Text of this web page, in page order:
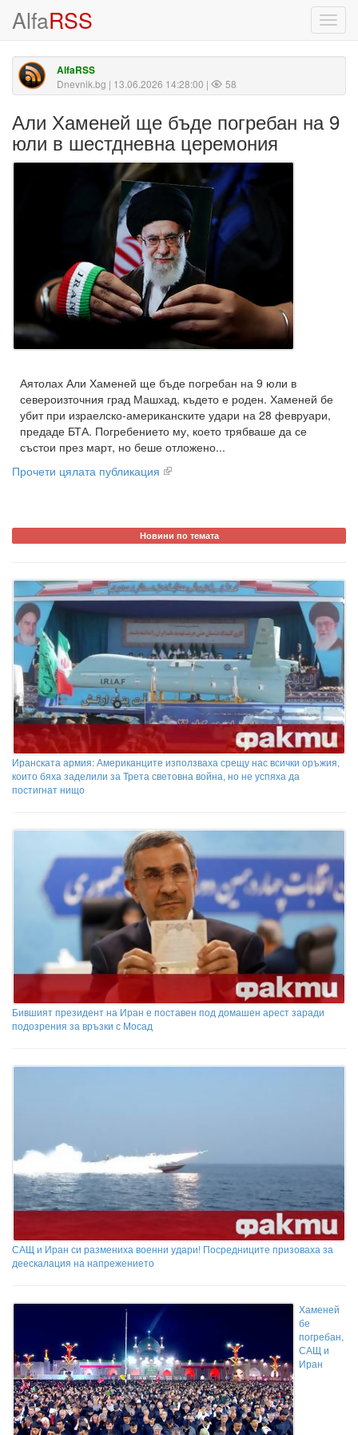
AlfaRSS
AlfaRSS
Dnevnik.bg | 13.06.2026 14:28:00 | 58
Али Хаменей ще бъде погребан на 9
юли в шестдневна церемония
Аятолах Али Хаменей ще бъде погребан на 9 юли в
североизточния град Машхад, където е роден. Хаменей бе
убит при израелско-американските удари на 28 февруари,
предаде БТА. Погребението му, което трябваше да се
състои през март, но беше отложено...
Прочети цялата публикация
Новини по темата
Иранската армия: Американците използваха срещу нас всички оръжия,
които бяха заделили за Трета световна война, но не успяха да
постигнат нищо
Бившият президент на Иран е поставен под домашен арест заради
подозрения за връзки с Мосад
САЩ и Иран си размениха военни удари! Посредниците призоваха за
деескалация на напрежението
Хаменей
бе
погребан,
САЩ и
Иран